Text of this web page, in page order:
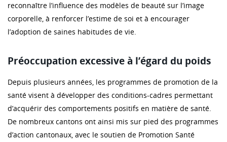
reconnaître l’influence des modèles de beauté sur l’image
corporelle, à renforcer l’estime de soi et à encourager
l’adoption de saines habitudes de vie.
Préoccupation excessive à l’égard du poids
Depuis plusieurs années, les programmes de promotion de la
santé visent à développer des conditions-cadres permettant
d’acquérir des comportements positifs en matière de santé.
De nombreux cantons ont ainsi mis sur pied des programmes
d’action cantonaux, avec le soutien de Promotion Santé